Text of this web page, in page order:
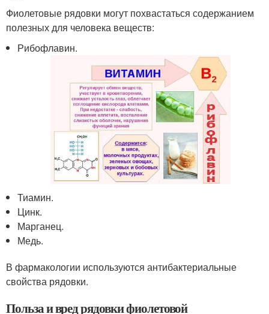
Фиолетовые рядовки могут похвастаться содержанием
полезных для человека веществ:
Рибофлавин.
Тиамин.
Цинк.
Марганец.
Медь.
В фармакологии используются антибактериальные
свойства рядовки.
Польза и вред рядовки фиолетовой